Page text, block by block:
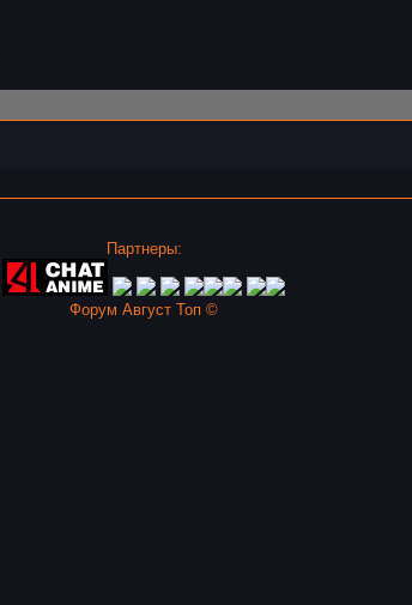
Партнеры:
Форум Август Топ ©